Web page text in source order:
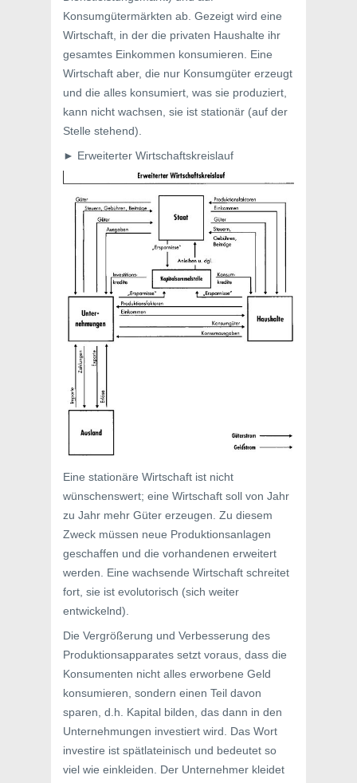
Konsumgütermärkten ab. Gezeigt wird eine
Wirtschaft, in der die privaten Haushalte ihr
gesamtes Einkommen konsumieren. Eine
Wirtschaft aber, die nur Konsumgüter erzeugt
und die alles konsumiert, was sie produziert,
kann nicht wachsen, sie ist stationär (auf der
Stelle stehend).
► Erweiterter Wirtschaftskreislauf
Eine stationäre Wirtschaft ist nicht
wünschenswert; eine Wirtschaft soll von Jahr
zu Jahr mehr Güter erzeugen. Zu diesem
Zweck müssen neue Produktionsanlagen
geschaffen und die vorhandenen erweitert
werden. Eine wachsende Wirtschaft schreitet
fort, sie ist evolutorisch (sich weiter
entwickelnd).
Die Vergrößerung und Verbesserung des
Produktionsapparates setzt voraus, dass die
Konsumenten nicht alles erworbene Geld
konsumieren, sondern einen Teil davon
sparen, d.h. Kapital bilden, das dann in den
Unternehmungen investiert wird. Das Wort
investire ist spätlateinisch und bedeutet so
viel wie einkleiden. Der Unternehmer kleidet